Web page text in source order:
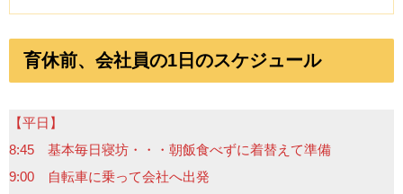
育休前、会社員の1日のスケジュール
【平日】
8:45 基本毎日寝坊・・・朝飯食べずに着替えて準備
9:00 自転車に乗って会社へ出発